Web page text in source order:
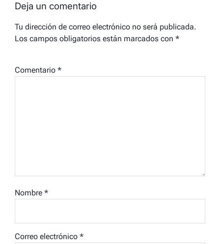
Deja un comentario
Tu dirección de correo electrónico no será publicada.
Los campos obligatorios están marcados con *
Comentario *
Nombre *
Correo electrónico *